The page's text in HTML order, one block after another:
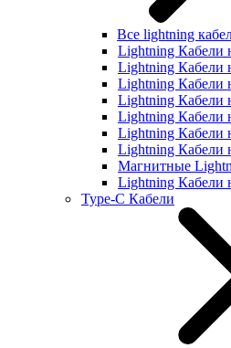
Все lightning
Lightning Кабели
Lightning Кабели
Lightning Кабели
Lightning Кабели
Lightning Кабели
Lightning Кабели
Lightning Кабели
Магнитные
Lightning Кабели
Type-C Кабели